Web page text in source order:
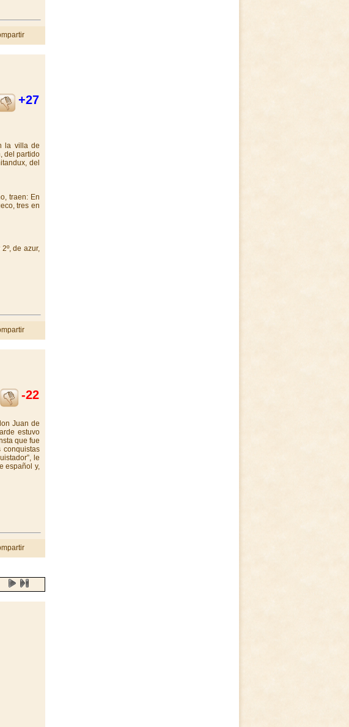
+27
la villa de
del partido
del
traen: En
tres en
de azur,
-22
Juan de
estuvo
que fue
conquistas
le
español y,